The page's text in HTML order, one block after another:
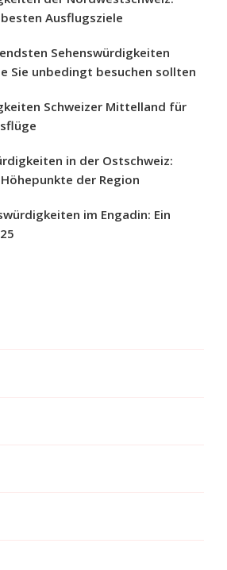
Ausflugsziele
Sehenswürdigkeiten
Sie unbedingt besuchen sollten
Schweizer Mittelland für
in der Ostschweiz:
der Region
im Engadin: Ein